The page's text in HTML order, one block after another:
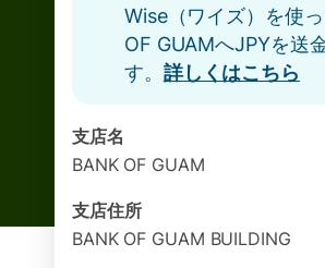
Wise（ワイズ）を使
OF GUAMへJPYを送
す。 詳しくはこちら
支店名
BANK OF GUAM
支店住所
BANK OF GUAM BUILDING